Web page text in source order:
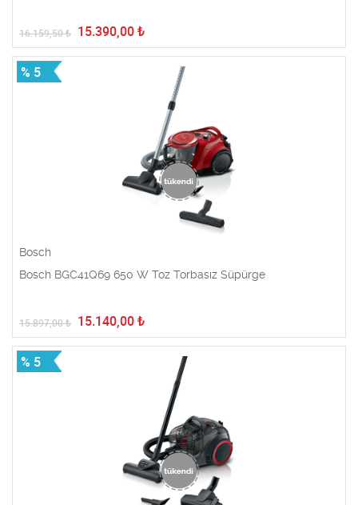
16.159,50₺ 15.390,00 ₺
% 5
Bosch
Bosch BGC41Q69 650 W Toz Torbasız Süpürge
15.897,00₺ 15.140,00 ₺
% 5